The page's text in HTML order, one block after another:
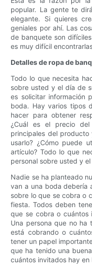
popular. La gente te
elegante. Si quieres
geniales por ahí. Las
de banquete son
es muy difícil
Detalles de ropa de
Todo lo que necesita
sobre usted y el día de
es solicitar información
boda. Hay varios tipos
hacer para obtener
¿Cuál es el precio
principales del
usarlo? ¿Cómo puede
artículo? Todo lo que
personal sobre usted y
Nadie se ha planteado
van a una boda debería
sobre lo que se cobra o
fiesta. Todos deben
que se cobra o cuántos
Una persona que no ha
está cobrando o
tener un papel
que ha tenido una
cuántos invitados hay en